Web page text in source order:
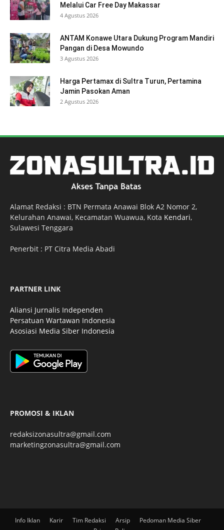
Melalui Car Free Day Makassar
4 Agustus 2026
ANTAM Konawe Utara Dukung Program Mandiri
Pangan di Desa Mowundo
3 Agustus 2026
Harga Pertamax di Sultra Turun, Pertamina
Jamin Pasokan Aman
2 Agustus 2026
Alamat Redaksi : BTN Permata Anawai Blok A2 Nomor 2,
Kelurahan Anawai, Kecamatan Wuawua, Kota Kendari,
Sulawesi Tenggara
Penerbit : PT Citra Media Abadi
PARTNER LINK
Aliansi Jurnalis Independen
Persatuan Wartawan Indonesia
Asosiasi Media Siber Indonesia
PROMOSI & IKLAN
redaksizonasultra@gmail.com
marketingzonasultra@gmail.com
Info Iklan Karir Tim Redaksi Arsip
Pedoman Media Siber